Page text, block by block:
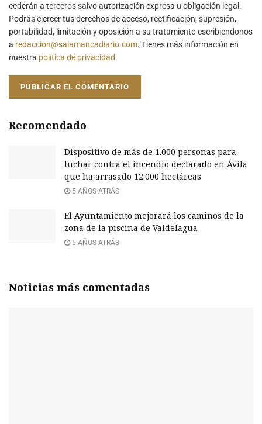
cederán a terceros salvo autorización expresa u obligación legal.
Podrás ejercer tus derechos de acceso, rectificación, supresión,
portabilidad, limitación y oposición a su tratamiento escribiendonos
a redaccion@salamancadiario.com. Tienes más información en
nuestra política de privacidad.
Recomendado
Dispositivo de más de 1.000 personas para
luchar contra el incendio declarado en Ávila
que ha arrasado 12.000 hectáreas
5 AÑOS ATRÁS
El Ayuntamiento mejorará los caminos de la
zona de la piscina de Valdelagua
5 AÑOS ATRÁS
Noticias más comentadas